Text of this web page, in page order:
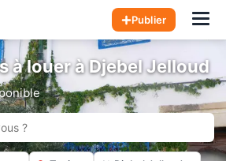
Publier
à louer à Djebel Jelloud